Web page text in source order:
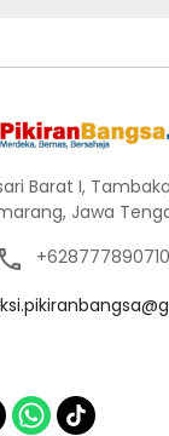
Barat I,
Jawa